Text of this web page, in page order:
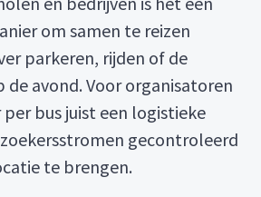
om samen te reizen
parkeren, rijden of de
avond. Voor organisatoren
bus juist een logistieke
gecontroleerd
te brengen.